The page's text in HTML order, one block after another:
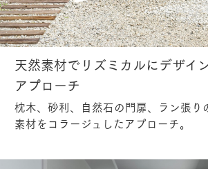
天然素材でリズミカルにデザイ
アプローチ
枕木、砂利、自然石の門扉、ラン張り
素材をコラージュしたアプローチ。